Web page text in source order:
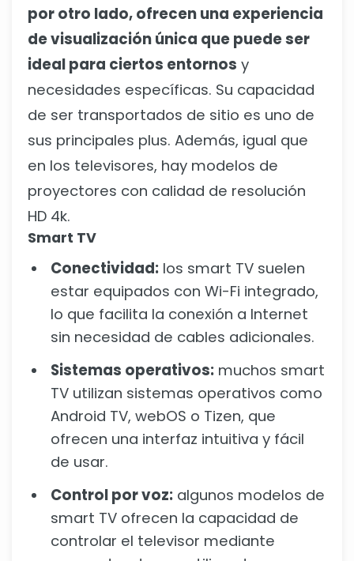
por otro lado, ofrecen una experiencia
de visualización única que puede ser
ideal para ciertos entornos y
necesidades específicas. Su capacidad
de ser transportados de sitio es uno de
sus principales plus. Además, igual que
en los televisores, hay modelos de
proyectores con calidad de resolución
HD 4k.
Smart TV
Conectividad: los smart TV suelen
estar equipados con Wi-Fi integrado,
lo que facilita la conexión a Internet
sin necesidad de cables adicionales.
Sistemas operativos: muchos smart
TV utilizan sistemas operativos como
Android TV, webOS o Tizen, que
ofrecen una interfaz intuitiva y fácil
de usar.
Control por voz: algunos modelos de
smart TV ofrecen la capacidad de
controlar el televisor mediante